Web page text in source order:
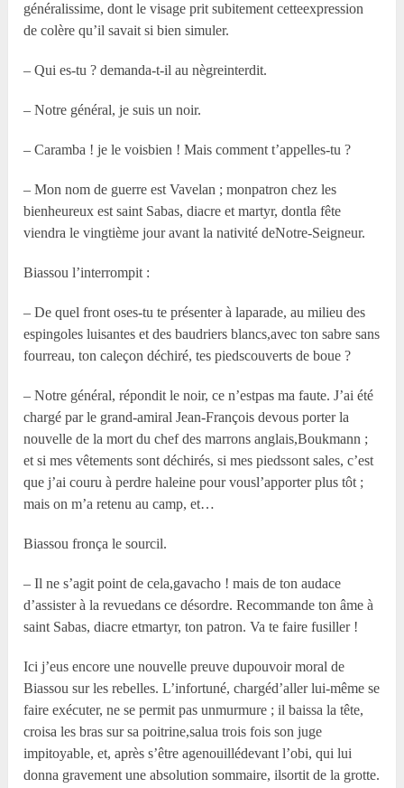
généralissime, dont le visage prit subitement cetteexpression
de colère qu’il savait si bien simuler.
– Qui es-tu ? demanda-t-il au nègreinterdit.
– Notre général, je suis un noir.
– Caramba ! je le voisbien ! Mais comment t’appelles-tu ?
– Mon nom de guerre est Vavelan ; monpatron chez les
bienheureux est saint Sabas, diacre et martyr, dontla fête
viendra le vingtième jour avant la nativité deNotre-Seigneur.
Biassou l’interrompit :
– De quel front oses-tu te présenter à laparade, au milieu des
espingoles luisantes et des baudriers blancs,avec ton sabre sans
fourreau, ton caleçon déchiré, tes piedscouverts de boue ?
– Notre général, répondit le noir, ce n’estpas ma faute. J’ai été
chargé par le grand-amiral Jean-François devous porter la
nouvelle de la mort du chef des marrons anglais,Boukmann ;
et si mes vêtements sont déchirés, si mes piedssont sales, c’est
que j’ai couru à perdre haleine pour vousl’apporter plus tôt ;
mais on m’a retenu au camp, et…
Biassou fronça le sourcil.
– Il ne s’agit point de cela,gavacho ! mais de ton audace
d’assister à la revuedans ce désordre. Recommande ton âme à
saint Sabas, diacre etmartyr, ton patron. Va te faire fusiller !
Ici j’eus encore une nouvelle preuve dupouvoir moral de
Biassou sur les rebelles. L’infortuné, chargéd’aller lui-même se
faire exécuter, ne se permit pas unmurmure ; il baissa la tête,
croisa les bras sur sa poitrine,salua trois fois son juge
impitoyable, et, après s’être agenouillédevant l’obi, qui lui
donna gravement une absolution sommaire, ilsortit de la grotte.